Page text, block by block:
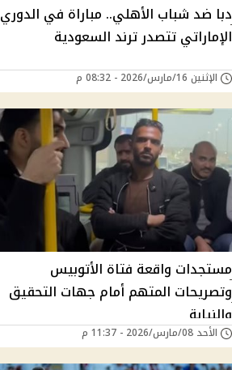
دبا ضد شباب الأهلي.. مباراة في الدوري
الإماراتي تتصدر ترند السعودية
الإثنين 16/مارس/2026 - 08:32 م
مستجدات واقعة فتاة الأتوبيس
وتصريحات المتهم أمام جهات التحقيق
والنيابة
الأحد 08/مارس/2026 - 11:37 م